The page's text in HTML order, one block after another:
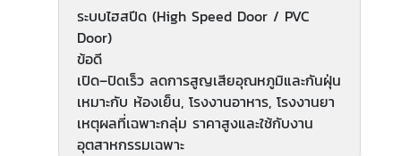
ระบบไฮสปีด (High Speed Door / PVC
Door)
ข้อดี
เปิด–ปิดเร็ว ลดการสูญเสียอุณหภูมิและกันฝุ่น
เหมาะกับ ห้องเย็น, โรงงานอาหาร, โรงงานยา
เหตุผลที่เฉพาะกลุ่ม ราคาสูงและใช้กับงาน
อุตสาหกรรมเฉพาะ